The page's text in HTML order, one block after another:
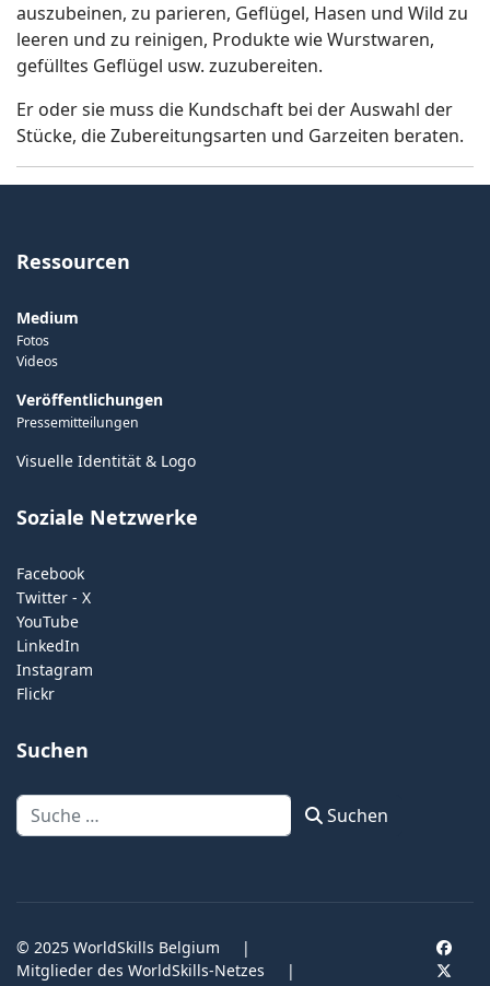
auszubeinen, zu parieren, Geflügel, Hasen und Wild zu
leeren und zu reinigen, Produkte wie Wurstwaren,
gefülltes Geflügel usw. zuzubereiten.
Er oder sie muss die Kundschaft bei der Auswahl der
Stücke, die Zubereitungsarten und Garzeiten beraten.
Ressourcen
Medium
Fotos
Videos
Veröffentlichungen
Pressemitteilungen
Visuelle Identität & Logo
Soziale Netzwerke
Facebook
Twitter - X
YouTube
LinkedIn
Instagram
Flickr
Suchen
Suchen Suchen
© 2025 WorldSkills Belgium
|
Mitglieder des WorldSkills-Netzes
|